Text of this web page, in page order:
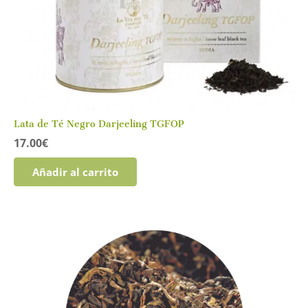
página
de
Lata de Té Negro Darjeeling TGFOP
17.00€
Añadir al carrito